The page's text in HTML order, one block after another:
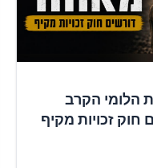
הלומי הקרב
חוק זכויות מקיף